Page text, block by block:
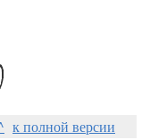
к полной версии